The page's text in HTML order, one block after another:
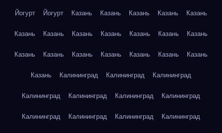
Йогурт Йогурт Казань Казань Казань Казань Казань
Казань Казань Казань Казань Казань Казань Казань
Казань Казань Казань Казань Казань Казань Казань
Казань Калининград Калининград Калининград
Калининград Калининград Калининград Калининград
Калининград Калининград Калининград Калининград